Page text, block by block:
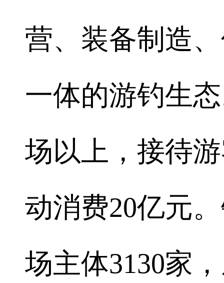
营、装备制造
一体的游钓生
场以上，接待
动消费20亿元
场主体3130家